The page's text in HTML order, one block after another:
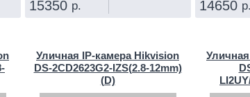
15350 р. 14650 р.
Уличная IP‑камера Hikvision
DS-2CD2623G2-IZS(2.8-12mm)
(D)